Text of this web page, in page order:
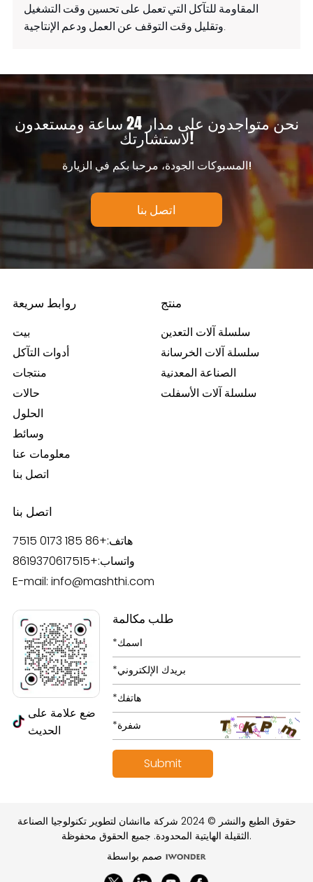
المقاومة للتآكل التي تعمل على تحسين وقت التشغيل
نحن متواجدون على مدار 24 ساعة ومستعدون
لاستشارتك!
المسبوكات الجودة، مرحبا بكم في الزيارة!
اتصل بنا
روابط سريعة
بيت
أدوات التآكل
منتجات
حالات
الحلول
وسائط
معلومات عنا
اتصل بنا
منتج
سلسلة آلات التعدين
سلسلة آلات الخرسانة
الصناعة المعدنية
سلسلة آلات الأسفلت
اتصل بنا
هاتف:+86 185 0173 7515
واتساب:+8619370617515
E-mail: info@mashthi.com
ضع علامة على
الحديث
طلب مكالمة
حقوق الطبع والنشر © 2024 شركة ماانشان لتطوير تكنولوجيا الصناعة
الثقيلة الهايتية المحدودة. جميع الحقوق محفوظة.
صمم بواسطة